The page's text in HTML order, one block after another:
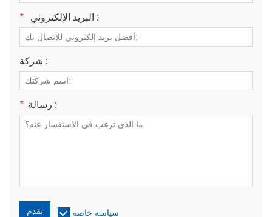
* البريد الإلكتروني :
شركة :
* رسالة :
تقدم سياسة خاصة